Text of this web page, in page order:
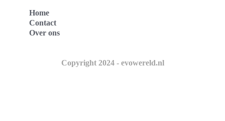
Home
Contact
Over ons
Copyright 2024 - evowereld.nl